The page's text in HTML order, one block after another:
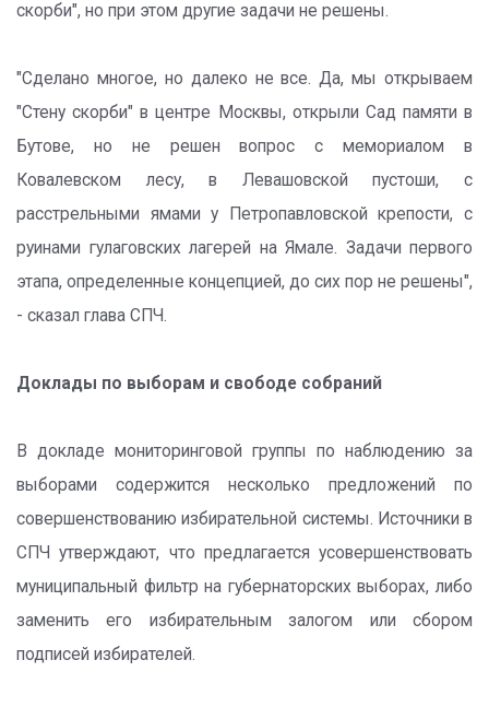
скорби", но при этом другие задачи не решены.
"Сделано многое, но далеко не все. Да, мы открываем
"Стену скорби" в центре Москвы, открыли Сад памяти в
Бутове, но не решен вопрос с мемориалом в
Ковалевском лесу, в Левашовской пустоши, с
расстрельными ямами у Петропавловской крепости, с
руинами гулаговских лагерей на Ямале. Задачи первого
этапа, определенные концепцией, до сих пор не решены",
- сказал глава СПЧ.
Доклады по выборам и свободе собраний
В докладе мониторинговой группы по наблюдению за
выборами содержится несколько предложений по
совершенствованию избирательной системы. Источники в
СПЧ утверждают, что предлагается усовершенствовать
муниципальный фильтр на губернаторских выборах, либо
заменить его избирательным залогом или сбором
подписей избирателей.